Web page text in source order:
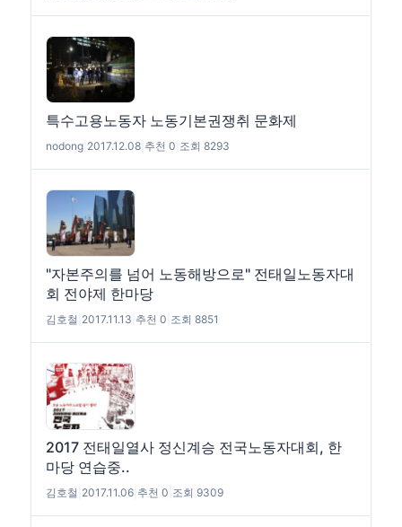
특수고용노동자 노동기본권쟁취 문화제
nodong 2017.12.08 추천 0 조회 8293
"자본주의를 넘어 노동해방으로" 전태일노동자대
회 전야제 한마당
김호철 2017.11.13 추천 0 조회 8851
2017 전태일열사 정신계승 전국노동자대회, 한
마당 연습중..
김호철 2017.11.06 추천 0 조회 9309